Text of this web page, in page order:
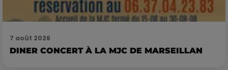
7 août 2026
DINER CONCERT À LA MJC DE MARSEILLAN